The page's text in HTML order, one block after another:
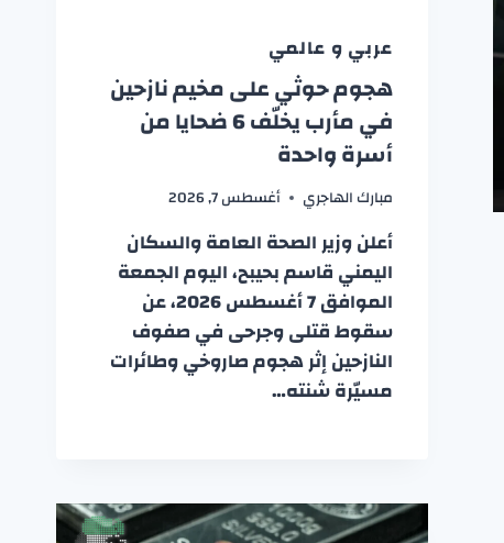
عربي و عالمي
هجوم حوثي على مخيم نازحين
في مأرب يخلّف 6 ضحايا من
أسرة واحدة
مبارك الهاجري أغسطس 7, 2026
أعلن وزير الصحة العامة والسكان
اليمني قاسم بحيبح، اليوم الجمعة
الموافق 7 أغسطس 2026، عن
سقوط قتلى وجرحى في صفوف
النازحين إثر هجوم صاروخي وطائرات
مسيّرة شنته…